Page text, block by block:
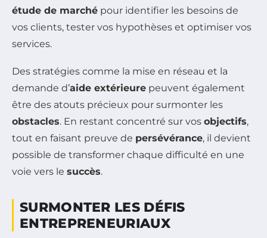
étude de marché pour identifier les besoins de
vos clients, tester vos hypothèses et optimiser vos
services.
Des stratégies comme la mise en réseau et la
demande d’aide extérieure peuvent également
être des atouts précieux pour surmonter les
obstacles. En restant concentré sur vos objectifs,
tout en faisant preuve de persévérance, il devient
possible de transformer chaque difficulté en une
voie vers le succès.
SURMONTER LES DÉFIS
ENTREPRENEURIAUX